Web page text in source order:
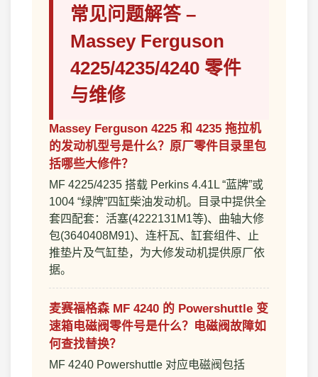
常见问题解答 –
Massey Ferguson
4225/4235/4240 零件
与维修
Massey Ferguson 4225 和 4235 拖拉机
的发动机型号是什么？原厂零件目录里包
括哪些大修件？
MF 4225/4235 搭载 Perkins 4.41L “蓝牌”或
1004 “绿牌”四缸柴油发动机。目录中提供全
套四配套：活塞(4222131M1等)、曲轴大修
包(3640408M91)、连杆瓦、缸套组件、止
推垫片及气缸垫，为大修发动机提供原厂依
据。
麦赛福格森 MF 4240 的 Powershuttle 变
速箱电磁阀零件号是什么？电磁阀故障如
何查找替换？
MF 4240 Powershuttle 对应电磁阀包括